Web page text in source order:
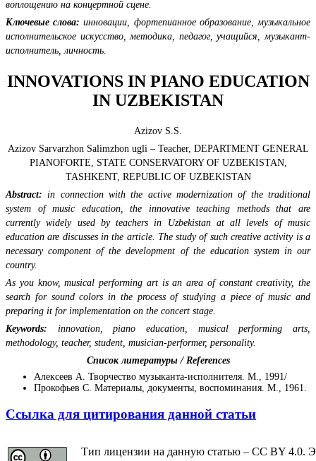
воплощению на концертной сцене.
Ключевые слова: инновации, фортепианное образование, музыкальное
исполнительское искусство, методика, педагог, учащийся, музыкант-
исполнитель, личность.
INNOVATIONS IN PIANO EDUCATION
IN UZBEKISTAN
Azizov S.S.
Azizov Sarvarzhon Salimzhon ugli – Teacher, DEPARTMENT GENERAL
PIANOFORTE, STATE CONSERVATORY OF UZBEKISTAN,
TASHKENT, REPUBLIC OF UZBEKISTAN
Abstract: in connection with the active modernization of the traditional
system of music education, the innovative teaching methods that are
currently widely used by teachers in Uzbekistan at all levels of music
education are discusses in the article. The study of such creative activity is a
necessary component of the development of the education system in our
country.
As you know, musical performing art is an area of constant creativity, the
search for sound colors in the process of studying a piece of music and
preparing it for implementation on the concert stage.
Keywords: innovation, piano education, musical performing arts,
methodology, teacher, student, musician-performer, personality.
Список литературы / References
Алексеев А. Творчество музыканта-исполнителя. М., 1991/
Прокофьев С. Материалы, документы, воспоминания. М., 1961.
Ссылка для цитирования данной статьи
Тип лицензии на данную статью – CC BY 4.0.